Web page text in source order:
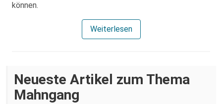
können.
Weiterlesen
Neueste Artikel zum Thema
Mahngang